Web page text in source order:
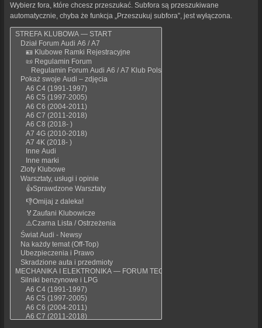
Wybierz fora, które chcesz przeszukać. Subfora są przeszukiwane
automatycznie, chyba że funkcja „Przeszukuj subfora”, jest wyłączona.